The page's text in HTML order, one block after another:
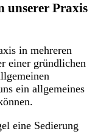
unserer Praxis
in mehreren
einer gründlichen
ein allgemeines
eine Sedierung